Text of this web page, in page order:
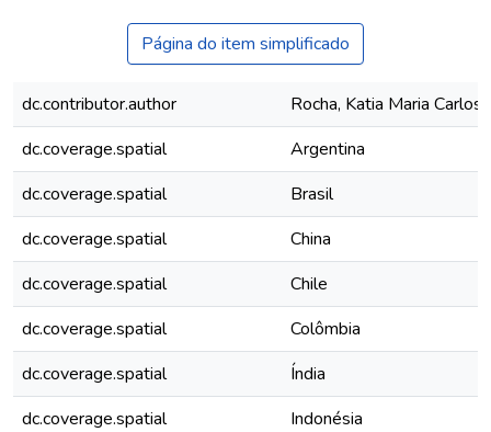
Página do item simplificado
dc.contributor.author
Rocha, Katia Maria Carlos
dc.coverage.spatial
Argentina
dc.coverage.spatial
Brasil
dc.coverage.spatial
China
dc.coverage.spatial
Chile
dc.coverage.spatial
Colômbia
dc.coverage.spatial
Índia
dc.coverage.spatial
Indonésia